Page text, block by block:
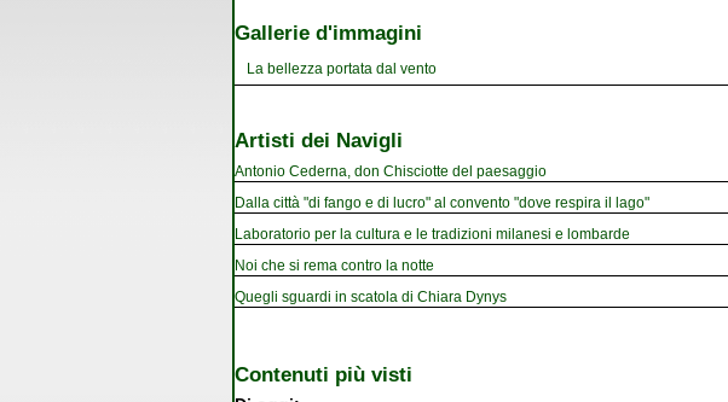
Gallerie d'immagini
La bellezza portata dal vento
Artisti dei Navigli
Antonio Cederna, don Chisciotte del paesaggio
Dalla città "di fango e di lucro" al convento "dove respira il lago"
Laboratorio per la cultura e le tradizioni milanesi e lombarde
Noi che si rema contro la notte
Quegli sguardi in scatola di Chiara Dynys
Contenuti più visti